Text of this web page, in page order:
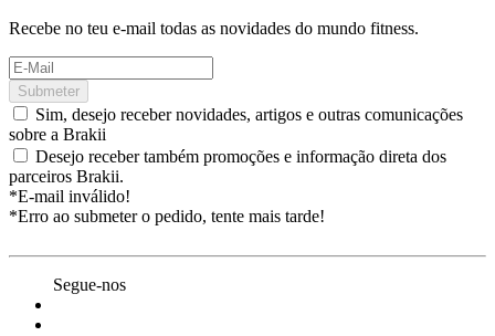
Recebe no teu e-mail todas as novidades do mundo fitness.
Submeter
Sim, desejo receber novidades, artigos e outras comunicações
sobre a Brakii
Desejo receber também promoções e informação direta dos
parceiros Brakii.
*E-mail inválido!
*Erro ao submeter o pedido, tente mais tarde!
Segue-nos